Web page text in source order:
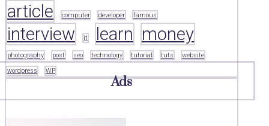
article computer developer famous
interview it learn money
photography post seo technology tutorial tuts
website
wordpress
WP
Ads